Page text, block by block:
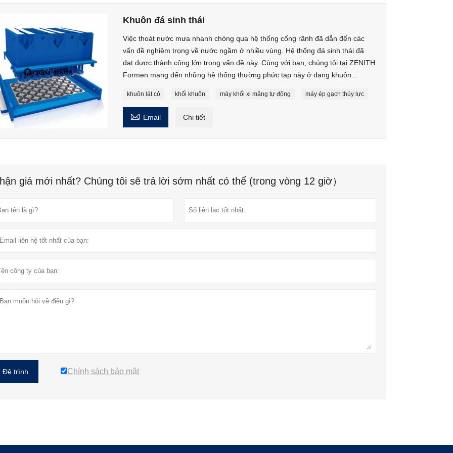
Khuôn đá sinh thái
Việc thoát nước mưa nhanh chóng qua hệ thống cống rãnh đã dẫn đến các
vấn đề nghiêm trọng về nước ngầm ở nhiều vùng. Hệ thống đá sinh thái đã
đạt được thành công lớn trong vấn đề này. Cùng với bạn, chúng tôi tại ZENITH
Formen mang đến những hệ thống thường phức tạp này ở dạng khuôn...
khuôn lát cỏ khối khuôn máy khối xi măng tự động máy ép gạch thủy lực
 Email Chi tiết
giá mới nhất? Chúng tôi sẽ trả lời sớm nhất có thể (trong vòng 12 giờ）
Đệ trình Chính sách bảo mật